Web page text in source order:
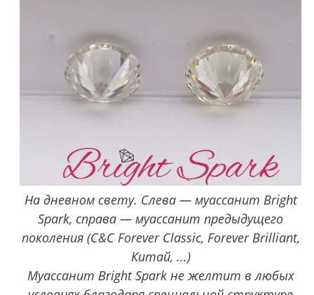
На дневном свету. Слева — муассанит Bright
Spark, справа — муассанит предыдущего
поколения (C&C Forever Classic, Forever Brilliant,
Китай, ...)
Муассанит Bright Spark не желтит в любых